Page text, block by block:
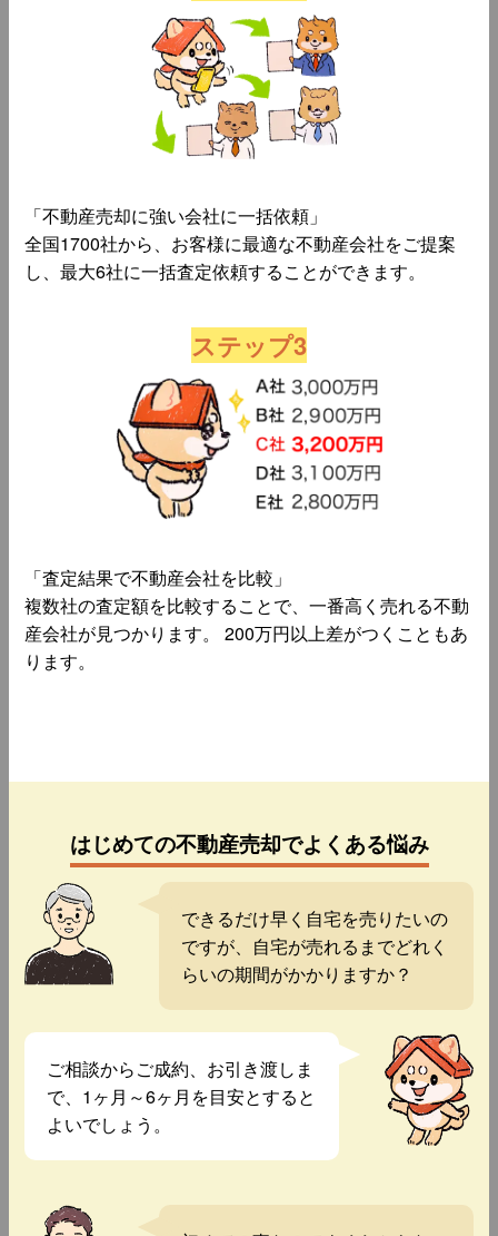
「不動産売却に強い会社に一括依頼」
全国1700社から、お客様に最適な不動産会社をご提案
し、最大6社に一括査定依頼することができます。
ステップ3
「査定結果で不動産会社を比較」
複数社の査定額を比較することで、一番高く売れる不動
産会社が見つかります。 200万円以上差がつくこともあ
ります。
はじめての不動産売却でよくある悩み
できるだけ早く自宅を売りたいの
ですが、自宅が売れるまでどれく
らいの期間がかかりますか？
ご相談からご成約、お引き渡しま
で、1ヶ月～6ヶ月を目安とすると
よいでしょう。